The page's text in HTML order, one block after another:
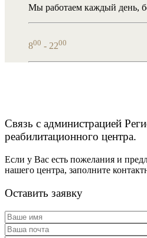
Мы работаем каждый день,
800 - 2200
Связь с администрацией
реабилитационного центра.
Если у Вас есть пожелания и
нашего центра, заполните
Оставить заявку